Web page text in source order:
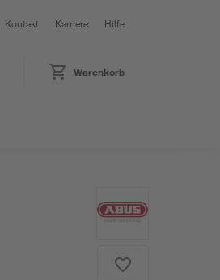
Kontakt Karriere Hilfe
Warenkorb